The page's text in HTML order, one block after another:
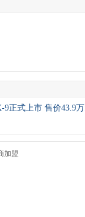
9正式上市 售价43.9
加盟